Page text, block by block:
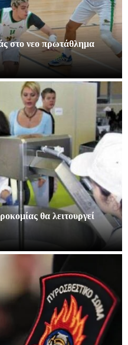
στο νεο πρωτάθλημα
θα λειτουργεί